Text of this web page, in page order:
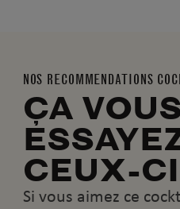
NOS RECOMMENDATIONS
ÇA
CEUX-CI
Si vous aimez ce